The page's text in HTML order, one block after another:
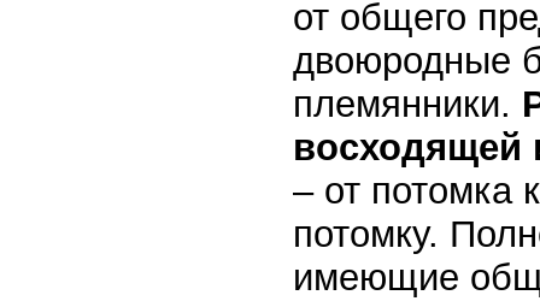
от общего
двоюродные
племянники.
восходящей
– от потомка
потомку.
имеющие